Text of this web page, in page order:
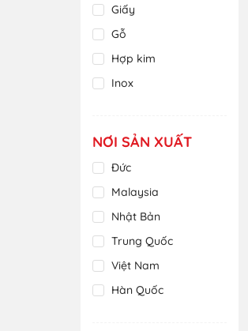
Xanh tím than
Giấy
Gỗ
Hợp kim
Inox
Nhiều chất liệu
NƠI SẢN XUẤT
Đức
Malaysia
Nhật Bản
Trung Quốc
Việt Nam
Hàn Quốc